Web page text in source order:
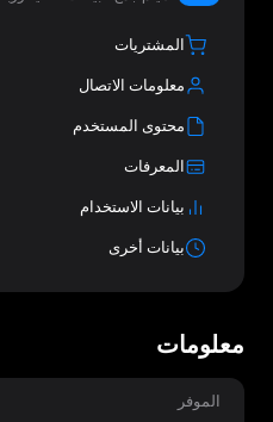
المشتريات
معلومات الاتصال
محتوى المستخدم
المعرفات
بيانات الاستخدام
بيانات أخرى
معلومات
الموفر